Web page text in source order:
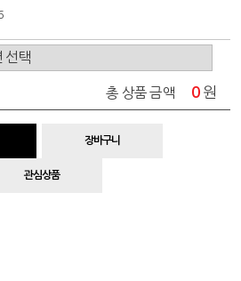
총 상품 금액 0 원
장바구니
관심상품